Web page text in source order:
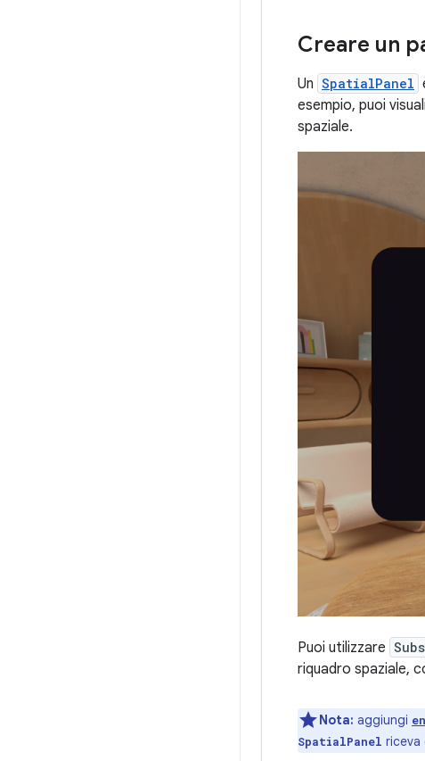
Creare un
Un SpatialPanel
esempio, puoi
spaziale.
Puoi utilizzare
riquadro spaziale,
Nota: aggiungi
SpatialPanel riceva